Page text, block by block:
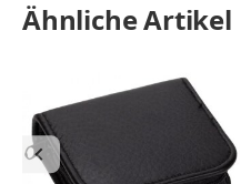
Ähnliche Artikel